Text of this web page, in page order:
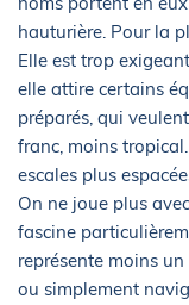
hauturière. Pour la
Elle est trop
elle attire certains
préparés, qui
franc, moins
escales plus
On ne joue plus
fascine
représente moins
ou simplement